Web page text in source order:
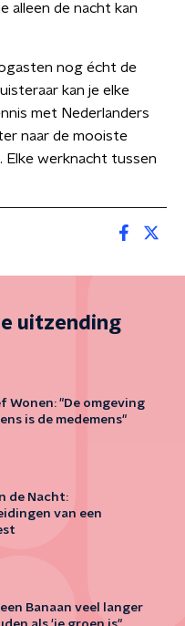
alleen de nacht kan
nog écht de
kan je elke
met Nederlanders
naar de mooiste
Elke werknacht tussen
uitzending
Wonen: "De omgeving
is de medemens"
de Nacht:
van een
Banaan veel langer